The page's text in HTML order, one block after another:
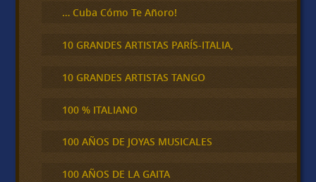
… Cuba Cómo Te Añoro!
10 GRANDES ARTISTAS PARÍS-ITALIA,
10 GRANDES ARTISTAS TANGO
100 % ITALIANO
100 AÑOS DE JOYAS MUSICALES
100 AÑOS DE LA GAITA